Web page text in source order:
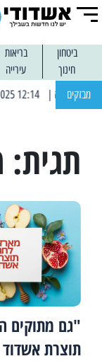
ביטחון בריאות
חינוך
עירייה
מבזקים | 12:14 13/01/2025 אחרי שבוע: הוסר איסור הרחצה בחופי אשדוד
תגית:
"גם מתוקים
תוצרת אשדוד